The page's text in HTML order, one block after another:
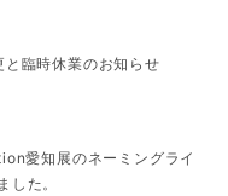
臨時休業のお知らせ
愛知展のネーミングライ
した。